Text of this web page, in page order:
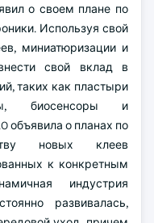
о своем плане по
Используя свой
миниатюризации и
свой вклад в
таких как пластыри
биосенсоры и
объявила о планах по
новых клеев
к конкретным
индустрия
развивалась,